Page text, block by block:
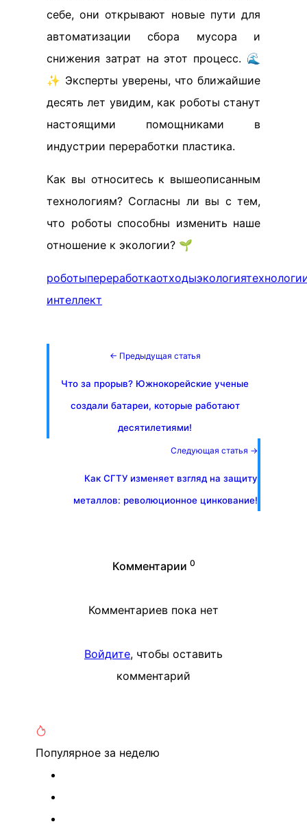
себе, они открывают новые пути для
автоматизации сбора мусора и
снижения затрат на этот процесс. 🌊
✨ Эксперты уверены, что ближайшие
десять лет увидим, как роботы станут
настоящими помощниками в
индустрии переработки пластика.
Как вы относитесь к вышеописанным
технологиям? Согласны ли вы с тем,
что роботы способны изменить наше
отношение к экологии? 🌱
роботыпереработкаотходыэкология
интеллект
← Предыдущая статья
Что за прорыв? Южнокорейские ученые
создали батареи, которые работают
десятилетиями!
Следующая статья →
Как СГТУ изменяет взгляд на защиту
металлов: революционное цинкование!
Комментарии 0
Комментариев пока нет
Войдите, чтобы оставить
комментарий
Популярное за неделю